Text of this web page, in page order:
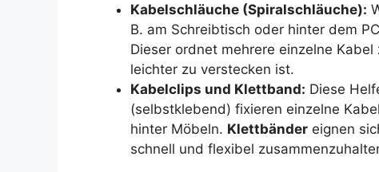
Kabelschläuche (Spiralschläuche):
B. am Schreibtisch oder hinter dem
Dieser ordnet mehrere einzelne
leichter zu verstecken ist.
Kabelclips und Klettband: Diese
(selbstklebend) fixieren einzelne
hinter Möbeln. Klettbänder eignen
schnell und flexibel